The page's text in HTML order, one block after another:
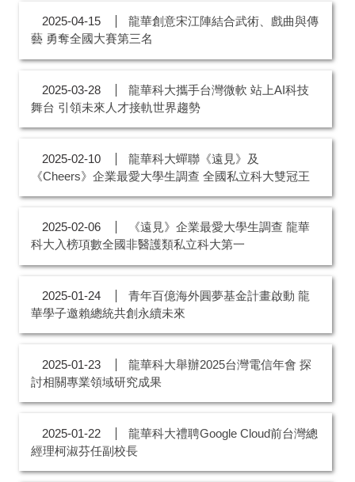
2025-04-15
龍華創意宋江陣結合武術、戲曲與傳
藝 勇奪全國大賽第三名
2025-03-28
龍華科大攜手台灣微軟 站上AI科技
舞台 引領未來人才接軌世界趨勢
2025-02-10
龍華科大蟬聯《遠見》及
《Cheers》企業最愛大學生調查 全國私立科大雙冠王
2025-02-06
《遠見》企業最愛大學生調查 龍華
科大入榜項數全國非醫護類私立科大第一
2025-01-24
青年百億海外圓夢基金計畫啟動 龍
華學子邀賴總統共創永續未來
2025-01-23
龍華科大舉辦2025台灣電信年會 探
討相關專業領域研究成果
2025-01-22
龍華科大禮聘Google Cloud前台灣總
經理柯淑芬任副校長